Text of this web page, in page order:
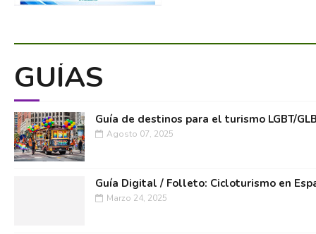
GUÍAS
Guía de destinos para el turismo LGBT/
Agosto 07, 2025
Guía Digital / Folleto: Cicloturismo en
Marzo 24, 2025